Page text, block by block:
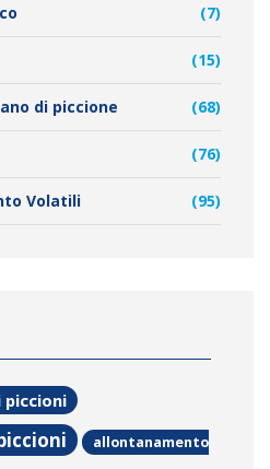
(7)
(15)
di piccione (68)
(76)
Volatili (95)
allontanamento